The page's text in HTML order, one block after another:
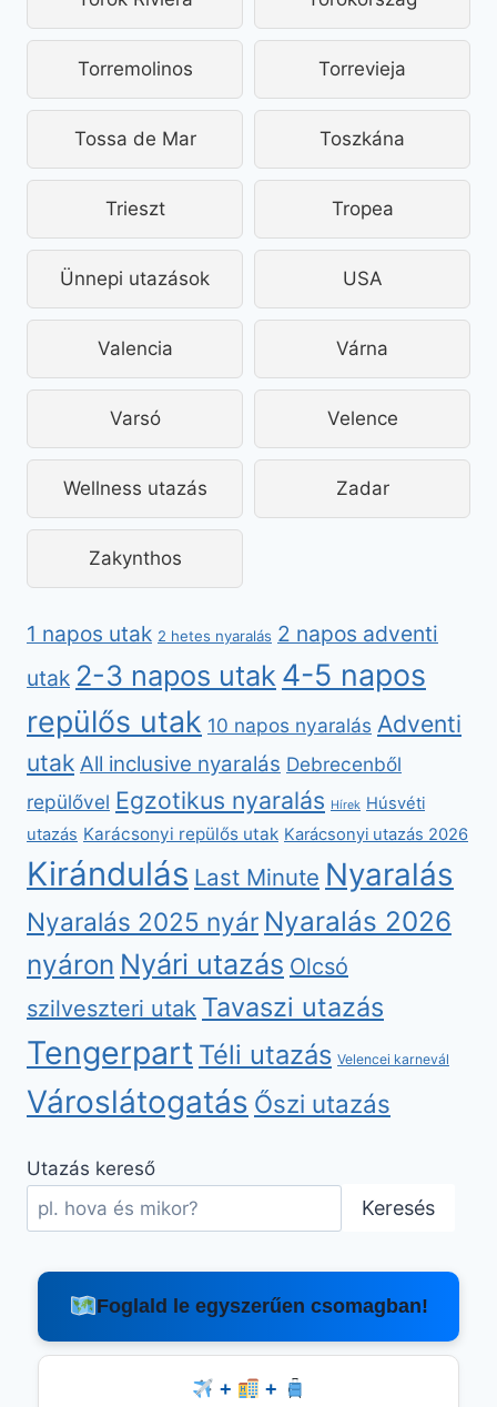
Torremolinos Torrevieja
Tossa de Mar Toszkána
Trieszt Tropea
Ünnepi utazások USA
Valencia Várna
Varsó Velence
Wellness utazás Zadar
Zakynthos
1 napos utak 2 hetes nyaralás 2 napos adventi
utak 2-3 napos utak 4-5 napos
repülős utak 10 napos nyaralás Adventi
utak All inclusive nyaralás Debrecenből
repülővel Egzotikus nyaralás Hírek Húsvéti
utazás Karácsonyi repülős utak Karácsonyi utazás 2026
Kirándulás Last Minute Nyaralás
Nyaralás 2025 nyár Nyaralás 2026
nyáron Nyári utazás Olcsó
szilveszteri utak Tavaszi utazás
Tengerpart Téli utazás Velencei karnevál
Városlátogatás Őszi utazás
Utazás kereső
Keresés
Foglald le egyszerűen csomagban!
+
+